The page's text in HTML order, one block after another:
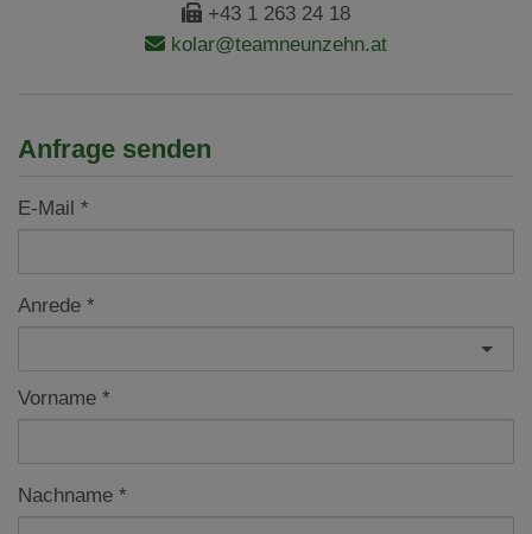
+43 1 263 24 18
kolar@teamneunzehn.at
Anfrage senden
E-Mail
Anrede
Vorname
Nachname